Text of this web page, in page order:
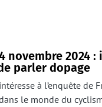
novembre 2024 :
parler dopage
à l’enquête de
le monde du